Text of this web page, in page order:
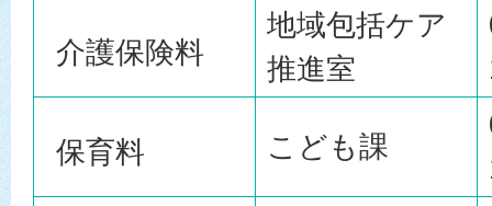
介護保険料
地域包括ケア
推進室
保育料 こども課